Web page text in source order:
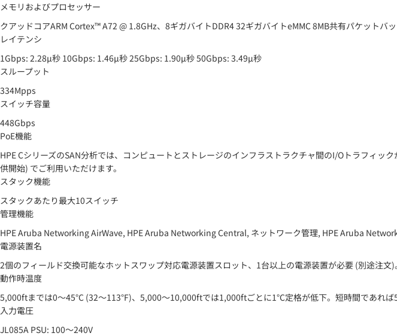
メモリおよびプロセッサー
クアッドコアARM Cortex™ A72 @ 1.8GHz、8ギガバイトDDR4 32ギガバイトeMMC 8MB共有パケットバ
レイテンシ
1Gbps: 2.28μ秒 10Gbps: 1.46μ秒 25Gbps: 1.90μ秒 50Gbps: 3.49μ秒
スループット
334Mpps
スイッチ容量
448Gbps
PoE機能
HPE CシリーズのSAN分析では、コンピュートとストレージのインフラストラクチャ間のI/Oトラフィ
供開始) でご利用いただけます。
スタック機能
スタックあたり最大10スイッチ
管理機能
HPE Aruba Networking AirWave, HPE Aruba Networking Central, ネットワーク管理, HPE Aruba
電源装置名
2個のフィールド交換可能なホットスワップ対応電源装置スロット、1台以上の電源装置が必要 (別途注文)
動作時温度
5,000ftまでは0～45°C (32～113°F)、5,000～10,000ftでは1,000ftごとに1°C定格が低下。短時間であれば
入力電圧
JL085A PSU: 100～240V